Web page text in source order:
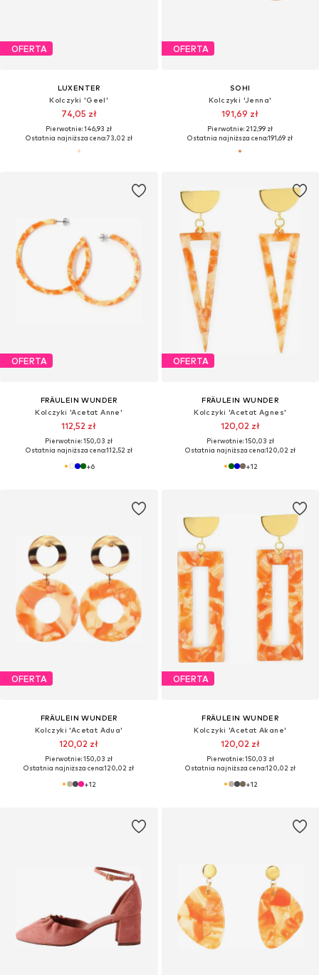
OFERTA
LUXENTER
Kolczyki 'Geel'
74,05 zł
Pierwotnie: 146,93 zł
Ostatnia najniższa cena:73,02 zł
OFERTA
SOHI
Kolczyki 'Jenna'
191,69 zł
Pierwotnie: 212,99 zł
Ostatnia najniższa cena:191,69 zł
OFERTA
FRÄULEIN WUNDER
Kolczyki 'Acetat Anne'
112,52 zł
Pierwotnie: 150,03 zł
Ostatnia najniższa cena:112,52 zł
+6
OFERTA
FRÄULEIN WUNDER
Kolczyki 'Acetat Agnes'
120,02 zł
Pierwotnie: 150,03 zł
Ostatnia najniższa cena:120,02 zł
+12
OFERTA
FRÄULEIN WUNDER
Kolczyki 'Acetat Adua'
120,02 zł
Pierwotnie: 150,03 zł
Ostatnia najniższa cena:120,02 zł
+12
OFERTA
FRÄULEIN WUNDER
Kolczyki 'Acetat Akane'
120,02 zł
Pierwotnie: 150,03 zł
Ostatnia najniższa cena:120,02 zł
+12